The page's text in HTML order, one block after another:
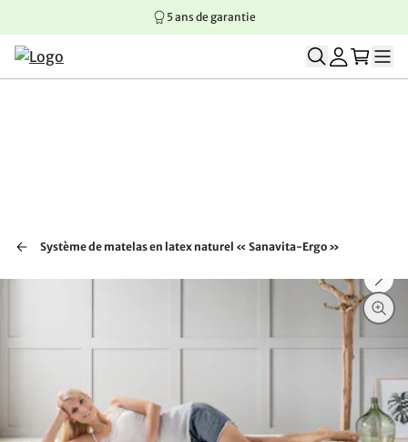
Aller au contenu principal
Aller à la navigation principale
Aller au pied de page
5 ans de garantie
Système de matelas en latex naturel « Sanavita-Ergo »